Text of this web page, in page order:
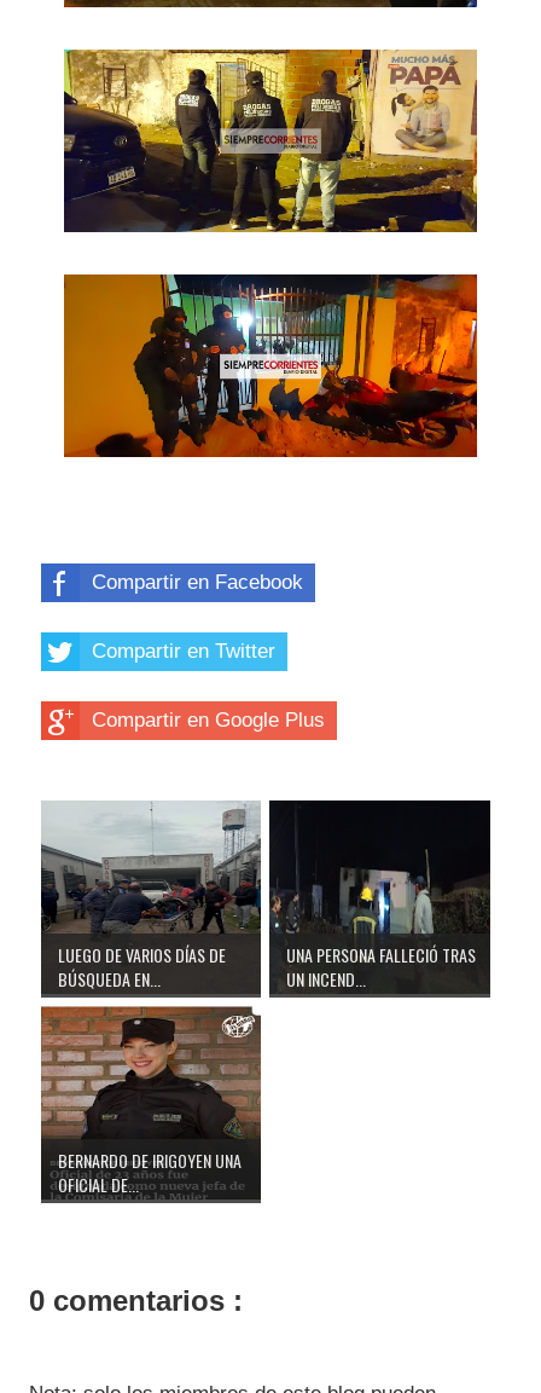
Compartir en Facebook
Compartir en Twitter
Compartir en Google Plus
LUEGO DE VARIOS DÍAS DE
BÚSQUEDA EN...
UNA PERSONA FALLECIÓ TRAS
UN INCEND...
BERNARDO DE IRIGOYEN UNA
OFICIAL DE...
0 comentarios :